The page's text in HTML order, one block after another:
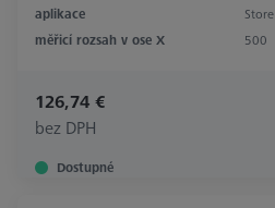
aplikace
Store
měřicí rozsah v ose X
500
126,74 €
bez DPH
Dostupné